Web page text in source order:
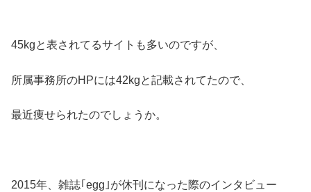
45kgと表されてるサイトも多いのですが、
所属事務所のHPには42kgと記載されてたので、
最近痩せられたのでしょうか。
2015年、雑誌｢egg｣が休刊になった際のインタビュー